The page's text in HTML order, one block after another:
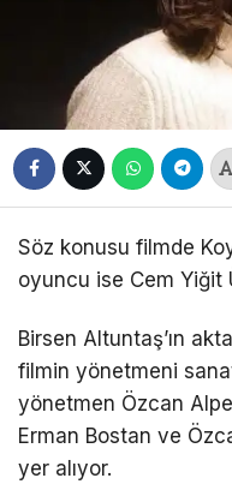
Söz konusu filmde
oyuncu ise Cem Yiğit
Birsen Altuntaş’ın
filmin yönetmeni
yönetmen Özcan
Erman Bostan ve
yer alıyor.